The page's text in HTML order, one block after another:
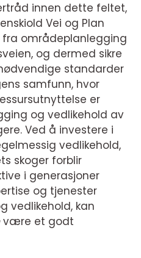
innen dette feltet,
Vei og Plan
områdeplanlegging
og dermed sikre
standarder
samfunn, hvor
er
og vedlikehold av
Ved å investere i
vedlikehold,
skoger forblir
i generasjoner
og tjenester
vedlikehold, kan
være et godt